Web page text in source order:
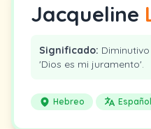
Jacqueline
Significado:
'Dios es mi juramento'.
Hebreo Español